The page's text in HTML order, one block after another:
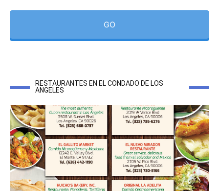
GO
RESTAURANTES EN EL CONDADO DE LOS
ANGELES